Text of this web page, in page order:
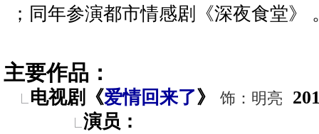
；同年参演都市情感剧《深夜食堂》
主要作品：
电视剧《爱情回来了》 饰：明亮
演员：